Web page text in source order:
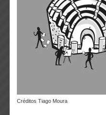
Créditos Tiago Moura